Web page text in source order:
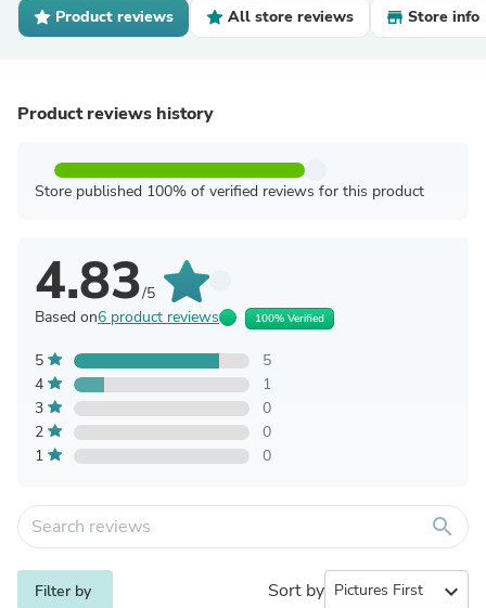
Product reviews All store reviews Store info
Product reviews history
Store published 100% of verified reviews for this product
4.83/5
Based on6 product reviews 100% Verified
5
5
4
1
3
0
2
0
1
0
search
Filter by Sort by expand_more